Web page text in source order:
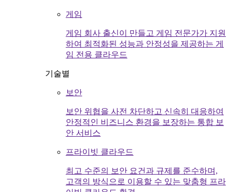
게임
게임 회사 출신이 만들고 게임 전문가가 지원
하여 최적화된 성능과 안정성을 제공하는 게
임 전용 클라우드
기술별
보안
보안 위협을 사전 차단하고 신속히 대응하여
안정적인 비즈니스 환경을 보장하는 통합 보
안 서비스
프라이빗 클라우드
최고 수준의 보안 요건과 규제를 준수하며,
고객의 방식으로 이용할 수 있는 맞춤형 프라